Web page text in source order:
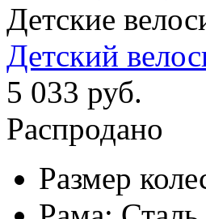
Детские
Детский
5 033 руб.
Распродано
Размер